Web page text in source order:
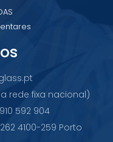
rede fixa nacional)
592 904
4100-259 Porto